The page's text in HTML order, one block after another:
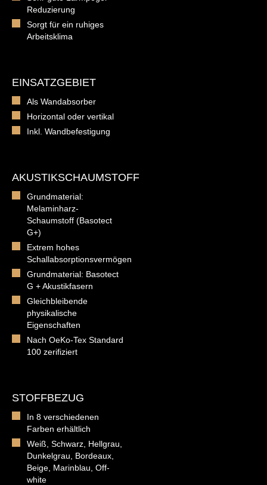
Reduzierung
Sorgt für ein ruhiges
Arbeitsklima
EINSATZGEBIET
Als Wandabsorber
Horizontal oder vertikal
Inkl. Wandbefestigung
AKUSTIKSCHAUMSTOFF
Grundmaterial:
Melaminharz-
Schaumstoff (Basotect
G+)
Extrem hohes
Schallabsorptionsvermögen
Grundmaterial: Basotect
G + Akustikfasern
Gleichbleibende
physikalische
Eigenschaften
Nach OeKo-Tex Standard
100 zerifiziert
STOFFBEZUG
In 8 verschiedenen
Farben erhältlich
Weiß, Schwarz, Hellgrau,
Dunkelgrau, Bordeaux,
Beige, Marinblau, Off-
white